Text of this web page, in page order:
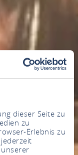
dieser Seite zu
zu
Erlebnis zu